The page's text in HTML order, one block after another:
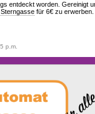
entdeckt worden. Gereinigt
für 6€ zu erwerben.
p.m.